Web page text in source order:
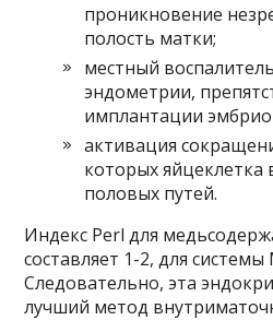
проникновение
полость матки;
местный
эндометрии,
имплантации
активация
которых яйцеклетка
половых путей.
Индекс Perl для
составляет 1-2, для
Следовательно, эта
лучший метод